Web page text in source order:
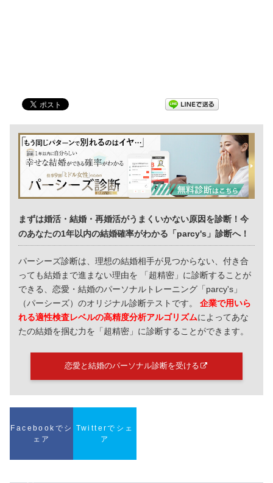
まずは婚活・結婚・再婚活がうまくいかない原因を診断！今
のあなたの1年以内の結婚確率がわかる「parcy's」診断へ！
パーシーズ診断は、理想の結婚相手が見つからない、付き合
っても結婚まで進まない理由を 「超精密」に診断することが
できる、恋愛・結婚のパーソナルトレーニング「parcy's」
（パーシーズ）のオリジナル診断テストです。企業で用いら
れる適性検査レベルの高精度分析アルゴリズムによってあな
たの結婚を掴む力を「超精密」に診断することができます。
恋愛と結婚のパーソナル診断を受ける
Facebookでシ
ェア
Twitterでシェ
ア